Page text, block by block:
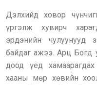
Дэлхийд ховор
үргэлж хувирч
эрдэнийн чулуунууд
байдаг ажээ. Арц Богд
доод үед
хааны мөр хөвийн